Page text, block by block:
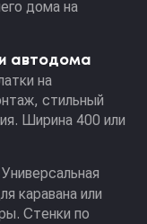
дома на
автодома
на
стильный
Ширина 400 или
Универсальная
каравана или
Стенки по